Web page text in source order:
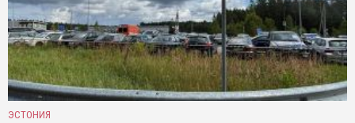
ЭСТОНИЯ